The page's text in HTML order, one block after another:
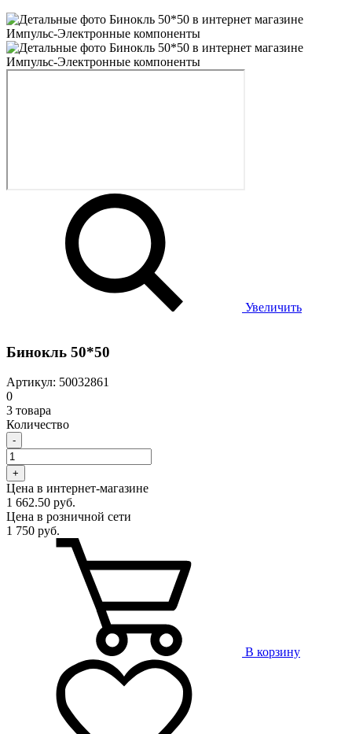
Увеличить
Бинокль 50*50
Артикул: 50032861
0
3 товара
Количество
-
+
Цена в интернет-магазине
1 662.50 руб.
Цена в розничной сети
1 750 руб.
В корзину